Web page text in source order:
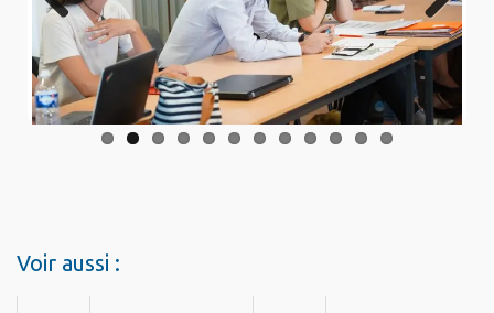
Previo
us
Next
Voir aussi :